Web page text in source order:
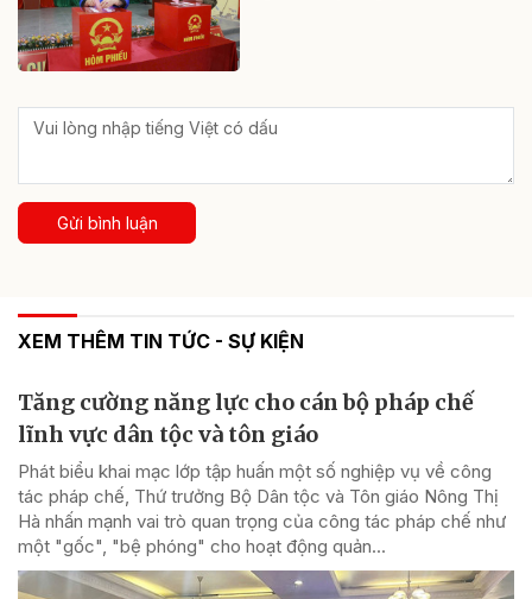
Gửi bình luận
XEM THÊM TIN TỨC - SỰ KIỆN
Tăng cường năng lực cho cán bộ pháp chế
lĩnh vực dân tộc và tôn giáo
Phát biểu khai mạc lớp tập huấn một số nghiệp vụ về công
tác pháp chế, Thứ trưởng Bộ Dân tộc và Tôn giáo Nông Thị
Hà nhấn mạnh vai trò quan trọng của công tác pháp chế như
một "gốc", "bệ phóng" cho hoạt động quản...